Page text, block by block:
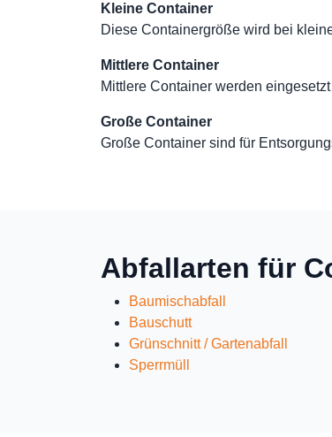
Kleine Container
Diese Containergröße wird bei
Mittlere Container
Mittlere Container werden
Große Container
Große Container sind für
Abfallarten für
Baumischabfall
Bauschutt
Grünschnitt / Gartenabfall
Sperrmüll